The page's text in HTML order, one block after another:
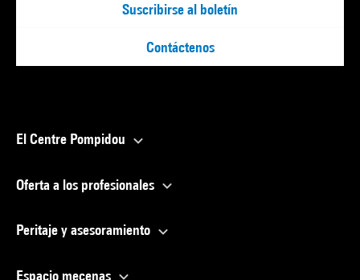
Suscribirse al boletín
Contáctenos
El Centre Pompidou
Oferta a los profesionales
Peritaje y asesoramiento
Espacio mecenas